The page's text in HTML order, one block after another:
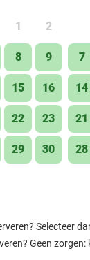
1 2
8 9
15 16
22 23
29 30
7
14
21
28
Selecteer
Geen zorgen: